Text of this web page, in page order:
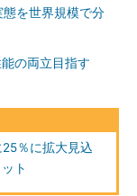
を世界規模で分
の両立目指す
％に拡大見込
ト